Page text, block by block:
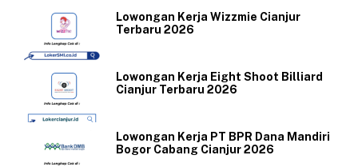
Lowongan Kerja Wizzmie Cianjur
Terbaru 2026
Lowongan Kerja Eight Shoot Billiard
Cianjur Terbaru 2026
Lowongan Kerja PT BPR Dana Mandiri
Bogor Cabang Cianjur 2026